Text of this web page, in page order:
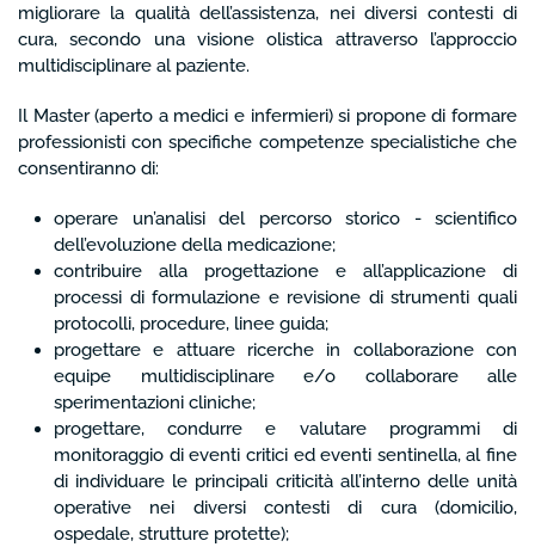
migliorare la qualità dell’assistenza, nei diversi contesti di
cura, secondo una visione olistica attraverso l’approccio
multidisciplinare al paziente.
Il Master (aperto a medici e infermieri) si propone di formare
professionisti con specifiche competenze specialistiche che
consentiranno di:
operare un’analisi del percorso storico - scientifico
dell’evoluzione della medicazione;
contribuire alla progettazione e all’applicazione di
processi di formulazione e revisione di strumenti quali
protocolli, procedure, linee guida;
progettare e attuare ricerche in collaborazione con
equipe multidisciplinare e/o collaborare alle
sperimentazioni cliniche;
progettare, condurre e valutare programmi di
monitoraggio di eventi critici ed eventi sentinella, al fine
di individuare le principali criticità all’interno delle unità
operative nei diversi contesti di cura (domicilio,
ospedale, strutture protette);